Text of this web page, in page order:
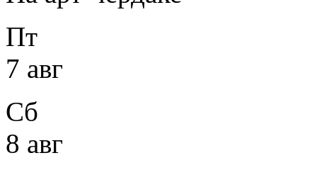
Пт
7 авг
Сб
8 авг